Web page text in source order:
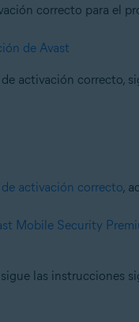
correcto para el
de Avast
activación correcto,
activación correcto,
Mobile Security
las instrucciones